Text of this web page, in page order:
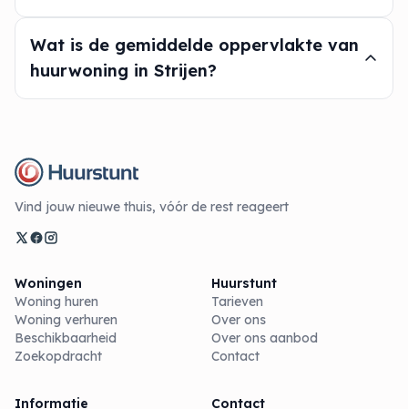
Wat is de gemiddelde oppervlakte van
huurwoning in Strijen?
Vind jouw nieuwe thuis, vóór de rest reageert
Woningen
Woning huren
Woning verhuren
Beschikbaarheid
Zoekopdracht
Huurstunt
Tarieven
Over ons
Over ons aanbod
Contact
Informatie Contact